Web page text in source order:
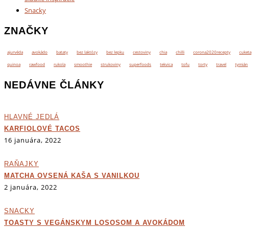
Snacky
ZNAČKY
ajurvéda avokádo bataty bez laktózy bez lepku cestoviny chia chilli corona2020recepty cuketa
quinoa rawfood rukola smoothie strukoviny superfoods tekvica tofu torty travel tymián
NEDÁVNE ČLÁNKY
HLAVNÉ JEDLÁ
KARFIOLOVÉ TACOS
16 januára, 2022
RAŇAJKY
MATCHA OVSENÁ KAŠA S VANILKOU
2 januára, 2022
SNACKY
TOASTY S VEGÁNSKYM LOSOSOM A AVOKÁDOM